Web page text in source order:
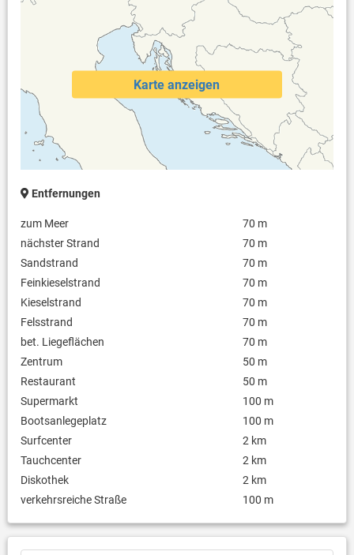
Karte anzeigen
Entfernungen
zum Meer
70 m
nächster Strand
70 m
Sandstrand
70 m
Feinkieselstrand
70 m
Kieselstrand
70 m
Felsstrand
70 m
bet. Liegeflächen
70 m
Zentrum
50 m
Restaurant
50 m
Supermarkt
100 m
Bootsanlegeplatz
100 m
Surfcenter
2 km
Tauchcenter
2 km
Diskothek
2 km
verkehrsreiche Straße
100 m